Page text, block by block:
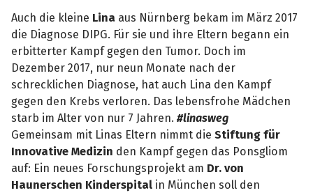
Auch die kleine Lina aus Nürnberg bekam im März 2017
die Diagnose DIPG. Für sie und ihre Eltern begann ein
erbitterter Kampf gegen den Tumor. Doch im
Dezember 2017, nur neun Monate nach der
schrecklichen Diagnose, hat auch Lina den Kampf
gegen den Krebs verloren. Das lebensfrohe Mädchen
starb im Alter von nur 7 Jahren.#linasweg
Gemeinsam mit Linas Eltern nimmt dieStiftung für
Innovative Medizin den Kampf gegen das Ponsgliom
auf: Ein neues Forschungsprojekt am Dr. von
Haunerschen Kinderspital in München soll den